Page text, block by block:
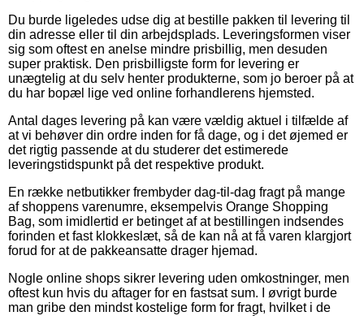
Du burde ligeledes udse dig at bestille pakken til levering til
din adresse eller til din arbejdsplads. Leveringsformen viser
sig som oftest en anelse mindre prisbillig, men desuden
super praktisk. Den prisbilligste form for levering er
unægtelig at du selv henter produkterne, som jo beroer på at
du har bopæl lige ved online forhandlerens hjemsted.
Antal dages levering på kan være vældig aktuel i tilfælde af
at vi behøver din ordre inden for få dage, og i det øjemed er
det rigtig passende at du studerer det estimerede
leveringstidspunkt på det respektive produkt.
En række netbutikker frembyder dag-til-dag fragt på mange
af shoppens varenumre, eksempelvis Orange Shopping
Bag, som imidlertid er betinget af at bestillingen indsendes
forinden et fast klokkeslæt, så de kan nå at få varen klargjort
forud for at de pakkeansatte drager hjemad.
Nogle online shops sikrer levering uden omkostninger, men
oftest kun hvis du aftager for en fastsat sum. I øvrigt burde
man gribe den mindst kostelige form for fragt, hvilket i de